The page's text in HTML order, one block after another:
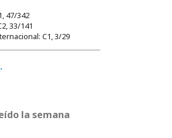
47/342
33/141
C1, 3/29
la semana